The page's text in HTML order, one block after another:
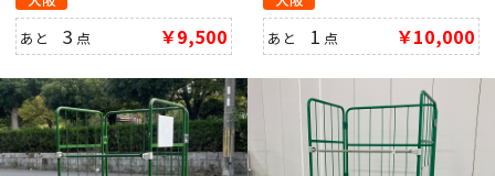
あと3 点 ￥9,500
あと 1 点 ￥10,000